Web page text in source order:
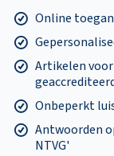
Online
Artikelen
Onbeperkt
Antwoorden
NTVG'